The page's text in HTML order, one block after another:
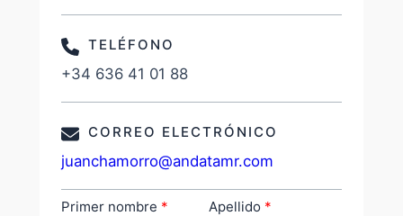
TELÉFONO
+34 636 41 01 88
CORREO ELECTRÓNICO
juanchamorro@andatamr.com
Primer nombre Apellido